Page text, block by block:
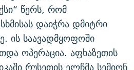
წერს, რომ
დაიჭრა დმიტრი
ის საავადმყოფოში
ოპერაცია. აფხაზეთის